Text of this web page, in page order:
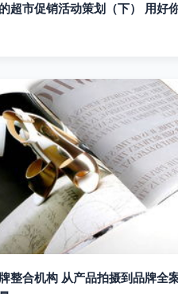
超市促销活动策划（下） 用好
整合机构 从产品拍摄到品牌全